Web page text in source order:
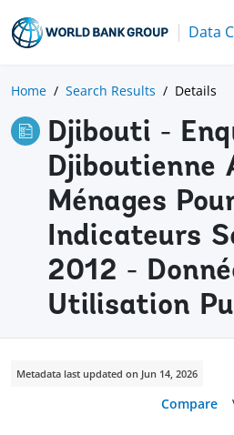
Data
Home Search Results Details
Djibouti -
Djiboutienne
Ménages
Indicateurs
2012 -
Utilisation
Metadata last updated on Jun 14, 2026
Compare